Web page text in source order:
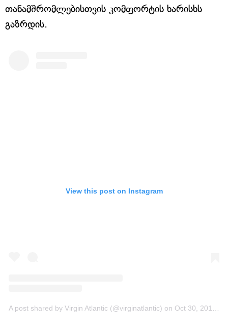
თანამშრომლებისთვის კომფორტის ხარისხს
გაზრდის.
View this post on Instagram
A post shared by Virgin Atlantic (@virginatlantic) on Oct 30, 2018 at 11:36am PDT